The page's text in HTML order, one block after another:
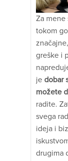
Za
tokom
greške i
je dobar
možete
radite.
svega
ideja i
drugima